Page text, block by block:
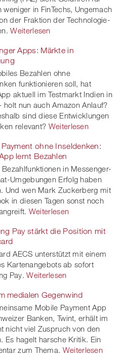
weniger in FinTechs, Ungemach
der Fraktion der Technologie-
Weiterlesen
Apps: Märkte in
Bezahlen ohne
funktionieren soll, hat
aktuell im Testmarkt Indien in
holt nun auch Amazon Anlauf?
sind diese Entwicklungen
relevant? Weiterlesen
ohne Inseldenken:
lernt Bezahlen
Bezahlfunktionen in Messenger-
Umgebungen Erfolg haben
Und wen Mark Zuckerberg mit
in diesen Tagen sonst noch
Weiterlesen
Pay stärkt die Position mit
AECS unterstützt mit einem
Kartenangebots ab sofort
Pay. Weiterlesen
medialen Gegenwind
Mobile Payment App
Banken, Twint, erhält im
nicht viel Zuspruch von den
Es hagelt harsche Kritik. Ein
zum Thema. Weiterlesen